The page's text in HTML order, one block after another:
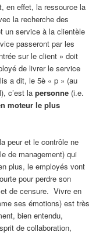
en effet, la ressource la
la recherche des
un service à la clientèle
passeront par les
sur le client » doit
de livrer le service
a dit, le 5è « p » (au
c’est lapersonne (i.e.
moteur le plus
peur et le contrôle ne
de management) qui
plus, le employés vont
pour perdre son
de censure. Vivre en
ses émotions) est très
bien entendu,
de collaboration,